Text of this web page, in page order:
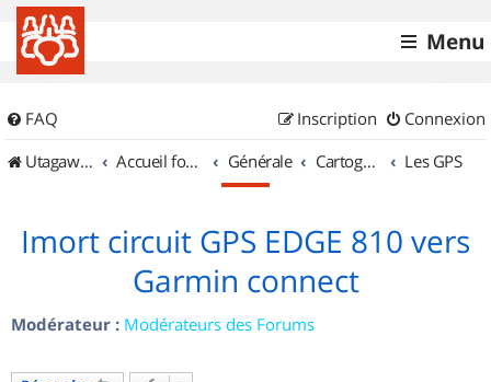
Menu
FAQ Connexion
Inscription
UtagawaVTT (Randos VTT et VTTAE avec traces GPS)
Accueil forum Générale Cartographie et GPS Les GPS
Imort circuit GPS EDGE 810 vers
Garmin connect
Modérateur : Modérateurs des Forums